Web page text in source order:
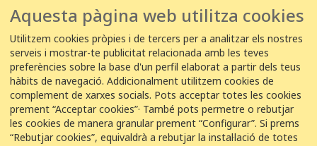
29/08/2018 20:30:00
EDAR Benavente -
2Cogullada vulgar Galerida cristata
24 de agost de 2018
24/08/2018 20:45:00
Aquesta pàgina web utilitza cookies
Utilitzem cookies pròpies i de tercers per a analitzar els nostres
serveis i mostrar-te publicitat relacionada amb les teves
preferències sobre la base d'un perfil elaborat a partir dels teus
hàbits de navegació. Addicionalment utilitzem cookies de
complement de xarxes socials. Pots acceptar totes les cookies
prement “Acceptar cookies”· També pots permetre o rebutjar
les cookies de manera granular prement “Configurar”. Si prems
“Rebutjar cookies”, equivaldrà a rebutjar la instal·lació de totes